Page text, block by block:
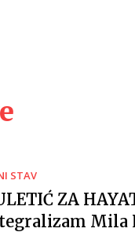
STAV
ZA
Mila